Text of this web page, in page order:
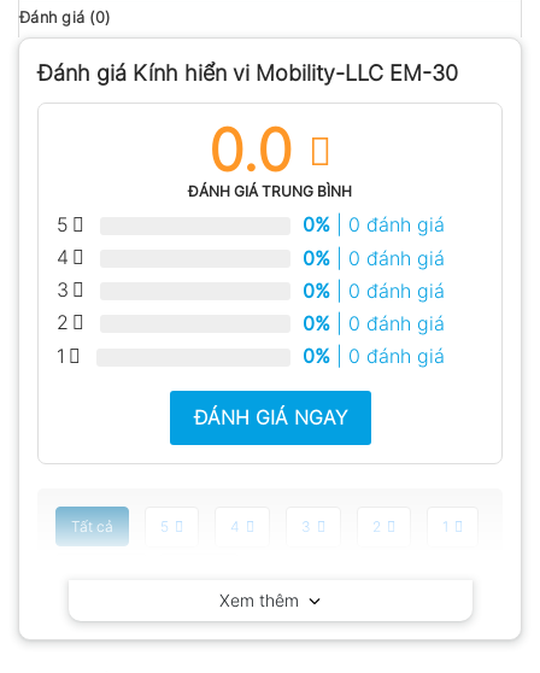
Đánh giá (0)
Đánh giá Kính hiển vi Mobility-LLC EM-30
0.0
ĐÁNH GIÁ TRUNG BÌNH
5 0% | 0 đánh giá
4
0% | 0 đánh giá
3
0% | 0 đánh giá
2
0% | 0 đánh giá
1
0% | 0 đánh giá
ĐÁNH GIÁ NGAY
Tất cả 5 4 3 2 1
Chưa có đánh giá nào.
Xem thêm